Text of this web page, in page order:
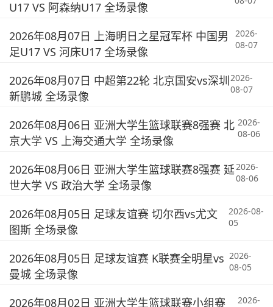
U17 VS 阿森纳U17 全场录像
2026年08月07日 上海明日之星冠军杯 中国男
足U17 VS 河床U17 全场录像
2026-
08-07
2026年08月07日 中超第22轮 北京国安vs深圳
新鹏城 全场录像
2026-
08-07
2026年08月06日 亚洲大学生篮球联赛8强赛 北
京大学 VS 上海交通大学 全场录像
2026-
08-06
2026年08月06日 亚洲大学生篮球联赛8强赛 延
世大学 VS 政治大学 全场录像
2026-
08-06
2026年08月05日 足球友谊赛 切尔西vs尤文
图斯 全场录像
2026-08-
05
2026年08月05日 足球友谊赛 K联赛全明星vs
曼城 全场录像
2026-
08-05
2026年08月02日 亚洲大学生篮球联赛小组赛
2026-